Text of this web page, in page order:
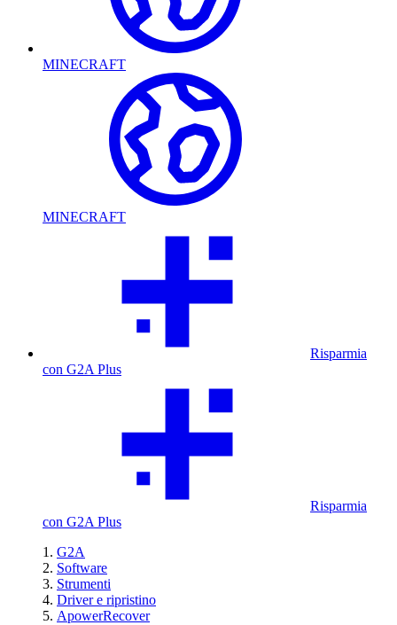
MINECRAFT
MINECRAFT
Risparmia
con G2A Plus
Risparmia
con G2A Plus
G2A
Software
Strumenti
Driver e ripristino
ApowerRecover